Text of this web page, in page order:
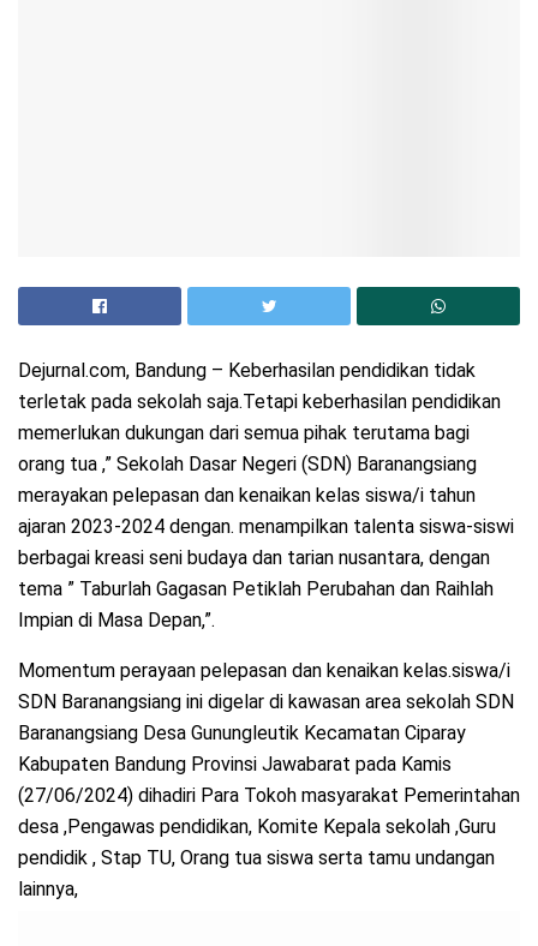
Dejurnal.com, Bandung – Keberhasilan pendidikan tidak
terletak pada sekolah saja.Tetapi keberhasilan pendidikan
memerlukan dukungan dari semua pihak terutama bagi
orang tua ,” Sekolah Dasar Negeri (SDN) Baranangsiang
merayakan pelepasan dan kenaikan kelas siswa/i tahun
ajaran 2023-2024 dengan. menampilkan talenta siswa-siswi
berbagai kreasi seni budaya dan tarian nusantara, dengan
tema ” Taburlah Gagasan Petiklah Perubahan dan Raihlah
Impian di Masa Depan,”.
Momentum perayaan pelepasan dan kenaikan kelas.siswa/i
SDN Baranangsiang ini digelar di kawasan area sekolah SDN
Baranangsiang Desa Gunungleutik Kecamatan Ciparay
Kabupaten Bandung Provinsi Jawabarat pada Kamis
(27/06/2024) dihadiri Para Tokoh masyarakat Pemerintahan
desa ,Pengawas pendidikan, Komite Kepala sekolah ,Guru
pendidik , Stap TU, Orang tua siswa serta tamu undangan
lainnya,